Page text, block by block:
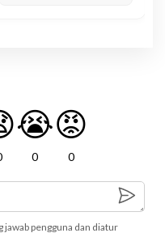
😭
0
😡
0
pengguna dan diatur